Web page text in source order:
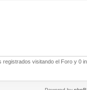
visitando el Foro y 0